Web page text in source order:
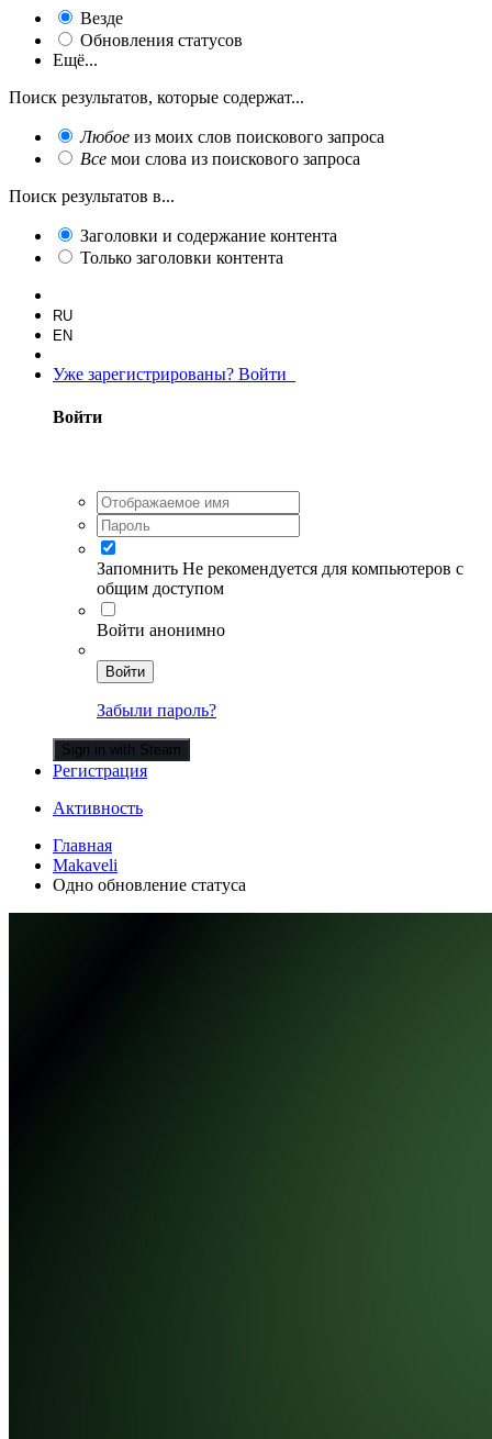
Везде
Обновления статусов
Ещё...
Поиск результатов, которые содержат...
Любое из моих слов поискового запроса
Все мои слова из поискового запроса
Поиск результатов в...
Заголовки и содержание контента
Только заголовки контента
RU
EN
Уже зарегистрированы? Войти
Войти
Запомнить Не рекомендуется для компьютеров с
общим доступом
Войти анонимно
Войти
Забыли пароль?
Sign in with Steam
Регистрация
Активность
Главная
Makaveli
Одно обновление статуса